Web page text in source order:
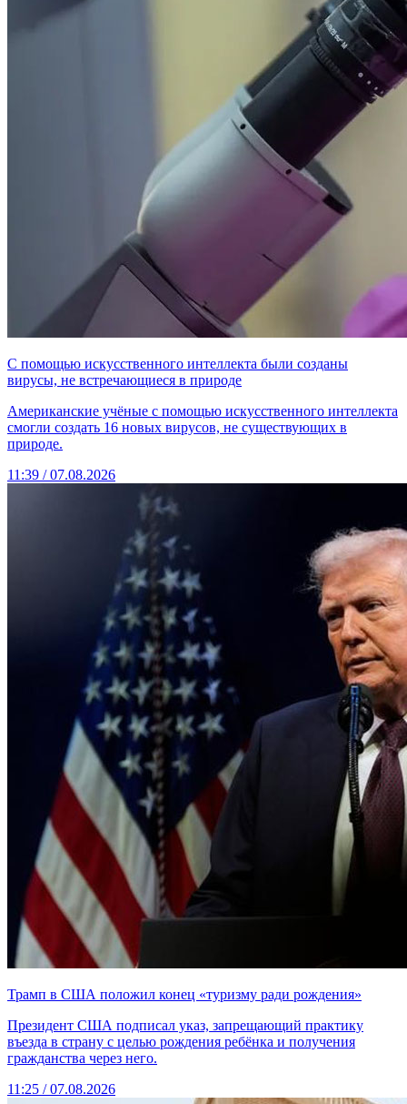
С помощью искусственного интеллекта были созданы
вирусы, не встречающиеся в природе
Американские учёные с помощью искусственного интеллекта
смогли создать 16 новых вирусов, не существующих в
природе.
11:39 / 07.08.2026
Трамп в США положил конец «туризму ради рождения»
Президент США подписал указ, запрещающий практику
въезда в страну с целью рождения ребёнка и получения
гражданства через него.
11:25 / 07.08.2026